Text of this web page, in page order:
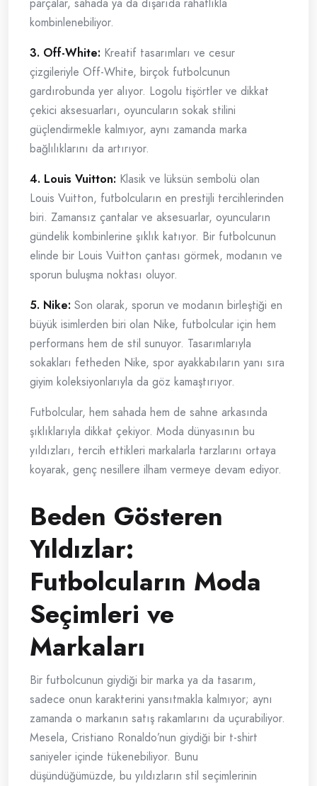
parçalar, sahada ya da dışarıda rahatlıkla
kombinlenebiliyor.
3. Off-White: Kreatif tasarımları ve cesur
çizgileriyle Off-White, birçok futbolcunun
gardırobunda yer alıyor. Logolu tişörtler ve dikkat
çekici aksesuarları, oyuncuların sokak stilini
güçlendirmekle kalmıyor, aynı zamanda marka
bağlılıklarını da artırıyor.
4. Louis Vuitton: Klasik ve lüksün sembolü olan
Louis Vuitton, futbolcuların en prestijli tercihlerinden
biri. Zamansız çantalar ve aksesuarlar, oyuncuların
gündelik kombinlerine şıklık katıyor. Bir futbolcunun
elinde bir Louis Vuitton çantası görmek, modanın ve
sporun buluşma noktası oluyor.
5. Nike: Son olarak, sporun ve modanın birleştiği en
büyük isimlerden biri olan Nike, futbolcular için hem
performans hem de stil sunuyor. Tasarımlarıyla
sokakları fetheden Nike, spor ayakkabıların yanı sıra
giyim koleksiyonlarıyla da göz kamaştırıyor.
Futbolcular, hem sahada hem de sahne arkasında
şıklıklarıyla dikkat çekiyor. Moda dünyasının bu
yıldızları, tercih ettikleri markalarla tarzlarını ortaya
koyarak, genç nesillere ilham vermeye devam ediyor.
Beden Gösteren
Yıldızlar:
Futbolcuların Moda
Seçimleri ve
Markaları
Bir futbolcunun giydiği bir marka ya da tasarım,
sadece onun karakterini yansıtmakla kalmıyor; aynı
zamanda o markanın satış rakamlarını da uçurabiliyor.
Mesela, Cristiano Ronaldo’nun giydiği bir t-shirt
saniyeler içinde tükenebiliyor. Bunu
düşündüğümüzde, bu yıldızların stil seçimlerinin